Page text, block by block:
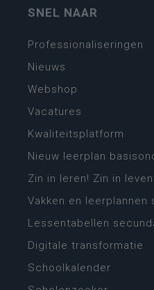
SNEL NAAR
Professionaliseringen
Nieuws
Webshop
Vacatures
Kwaliteitsplatform
Nieuw leerplan
Zin in leren! Zin in leven!
Vakken en leerplannen
Lessentabellen
Digitale transformatie
Schoolkalender